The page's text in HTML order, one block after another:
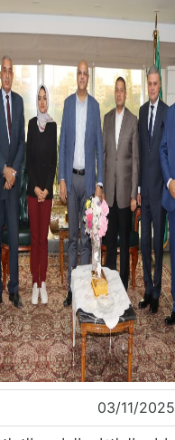
03/11/2025